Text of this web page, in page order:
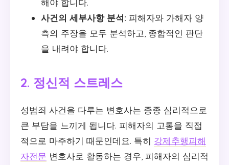
해야 합니다.
사건의 세부사항 분석: 피해자와 가해자 양
측의 주장을 모두 분석하고, 종합적인 판단
을 내려야 합니다.
2. 정신적 스트레스
성범죄 사건을 다루는 변호사는 종종 심리적으로
큰 부담을 느끼게 됩니다. 피해자의 고통을 직접
적으로 마주하기 때문인데요. 특히 강제추행피해
자전문 변호사로 활동하는 경우, 피해자의 심리적